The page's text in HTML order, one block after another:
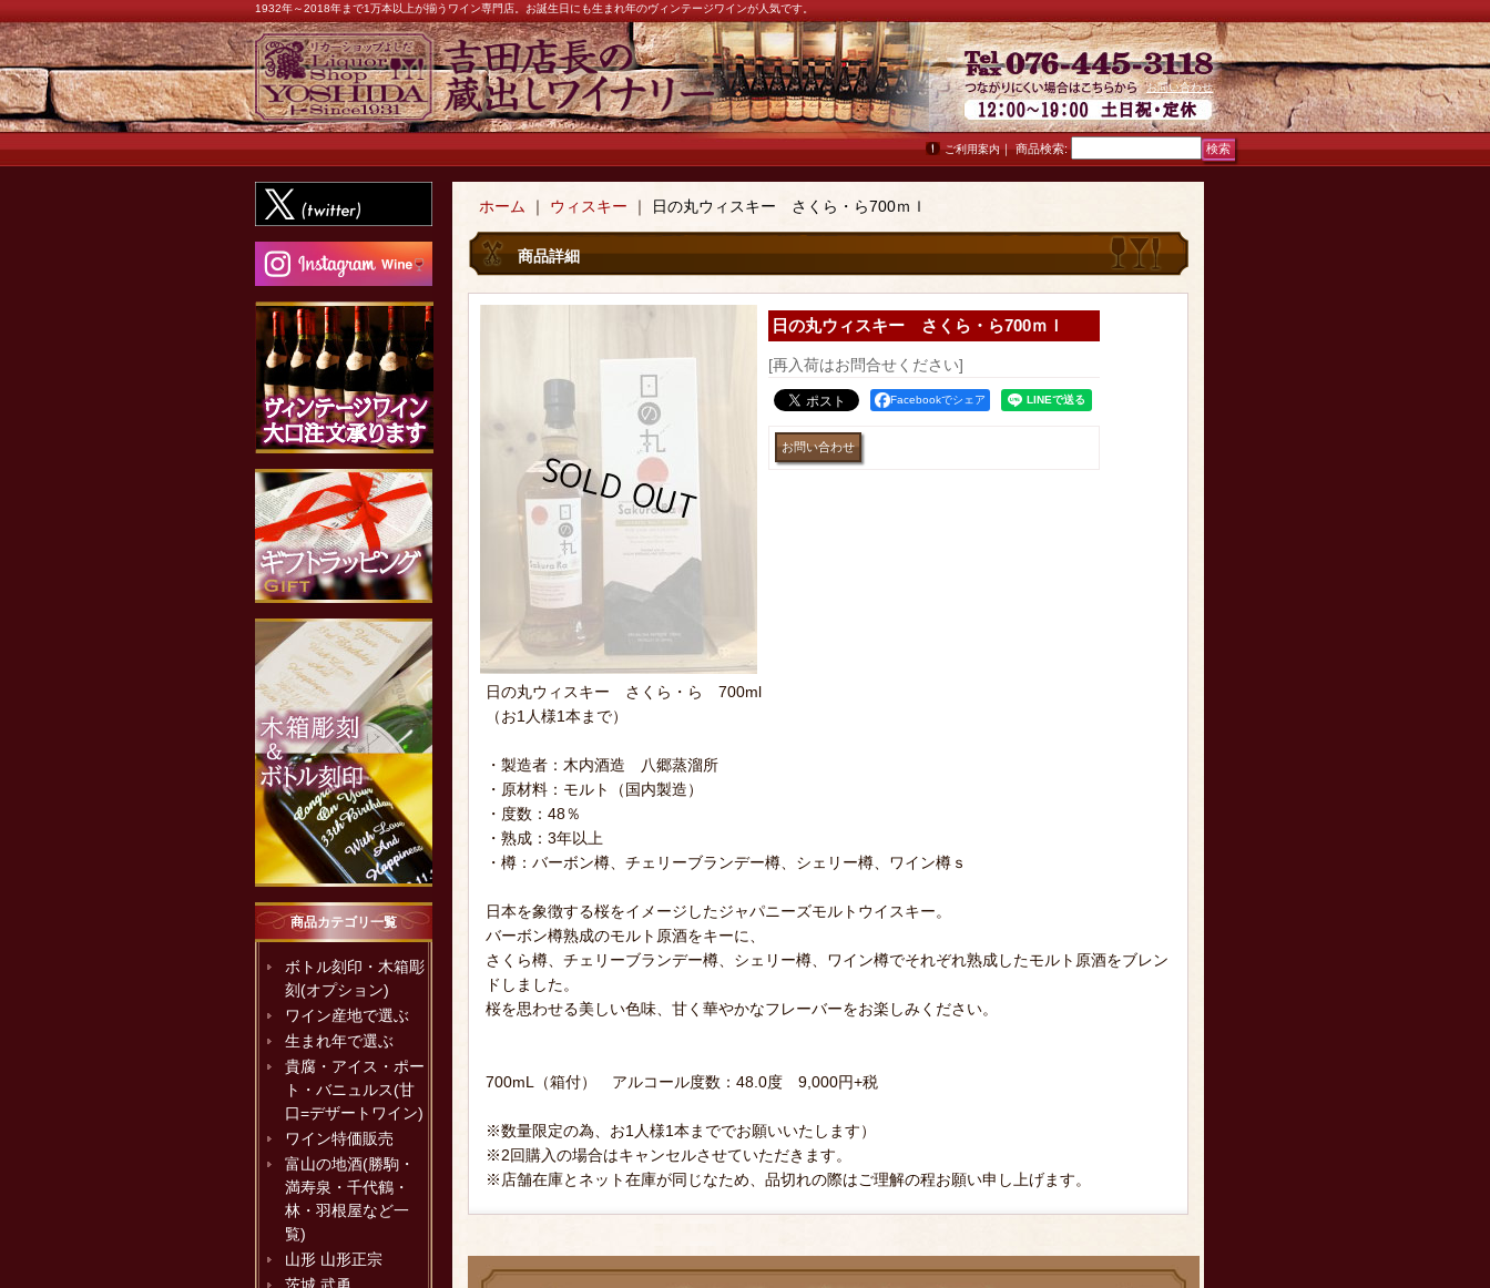
1932年～2018年まで1万本以上が揃うワイン専門店。お誕生日にも生まれ年のヴィンテージワインが人気です。
ご利用案内｜
お問い合わせ
商品検索:
商品カテゴリ一覧
ボトル刻印・木箱彫
刻(オプション)
ワイン産地で選ぶ
生まれ年で選ぶ
貴腐・アイス・ポー
ト・バニュルス(甘
口=デザートワイン)
ワイン特価販売
富山の地酒(勝駒・
満寿泉・千代鶴・
林・羽根屋など一
覧)
山形 山形正宗
ホーム ｜ ウィスキー ｜ 日の丸ウィスキー さくら・ら700ｍｌ
商品詳細
日の丸ウィスキー さくら・ら700ｍｌ
[再入荷はお問合せください]
Facebookでシェア
日の丸ウィスキー さくら・ら 700ml
（お1人様1本まで）
・製造者：木内酒造 八郷蒸溜所
・原材料：モルト（国内製造）
・度数：48％
・熟成：3年以上
・樽：バーボン樽、チェリーブランデー樽、シェリー樽、ワイン樽ｓ
日本を象徴する桜をイメージしたジャパニーズモルトウイスキー。
バーボン樽熟成のモルト原酒をキーに、
さくら樽、チェリーブランデー樽、シェリー樽、ワイン樽でそれぞれ熟成したモルト原酒をブレン
ドしました。
桜を思わせる美しい色味、甘く華やかなフレーバーをお楽しみください。
700mL（箱付） アルコール度数：48.0度 9,000円+税
※数量限定の為、お1人様1本まででお願いいたします）
※2回購入の場合はキャンセルさせていただきます。
※店舗在庫とネット在庫が同じなため、品切れの際はご理解の程お願い申し上げます。